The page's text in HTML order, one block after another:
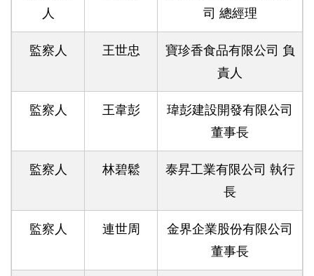
人
司 總經理
監察人 王世忠
寶珍香食品有限公司 負
責人
監察人 王韋彭
瑋彭建設開發有限公司
董事長
監察人 林碧鬆
泰昇工業有限公司 執行
長
監察人 連世周
金界企業股份有限公司
董事長